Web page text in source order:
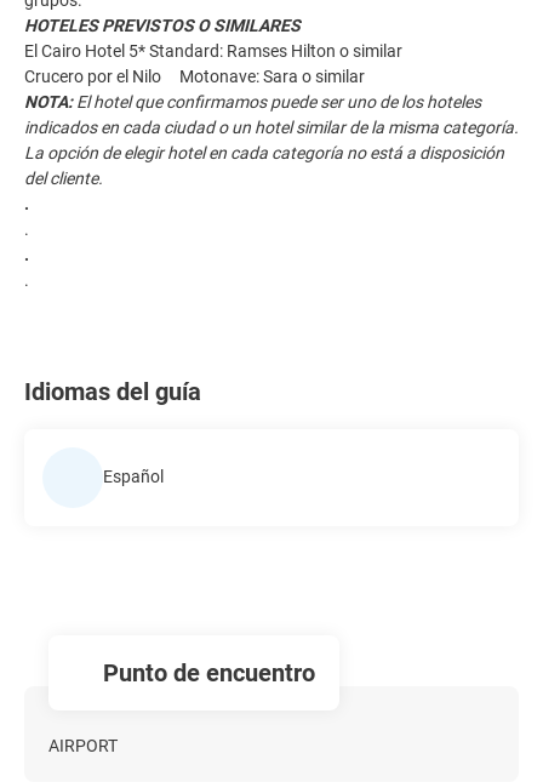
HOTELES PREVISTOS O SIMILARES
El Cairo Hotel 5* Standard: Ramses Hilton o similar
Crucero por el Nilo Motonave: Sara o similar
NOTA:El hotel que confirmamos puede ser uno de los hoteles
indicados en cada ciudad o un hotel similar de la misma categoría.
La opción de elegir hotel en cada categoría no está a disposición
del cliente.
.
.
.
.
Idiomas del guía
Español
Punto de encuentro
AIRPORT